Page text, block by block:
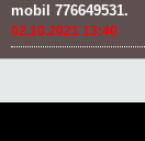
mobil 776649531.
02.10.2021 13:40